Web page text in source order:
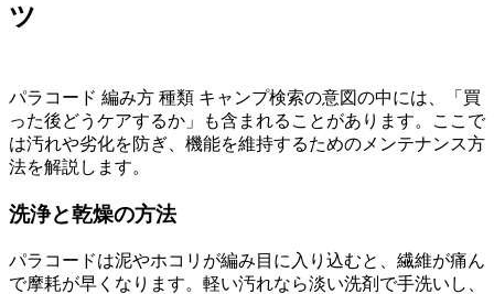
ツ
パラコード 編み方 種類 キャンプ検索の意図の中には、「買
った後どうケアするか」も含まれることがあります。ここで
は汚れや劣化を防ぎ、機能を維持するためのメンテナンス方
法を解説します。
洗浄と乾燥の方法
パラコードは泥やホコリが編み目に入り込むと、繊維が痛ん
で摩耗が早くなります。軽い汚れなら淡い洗剤で手洗いし、